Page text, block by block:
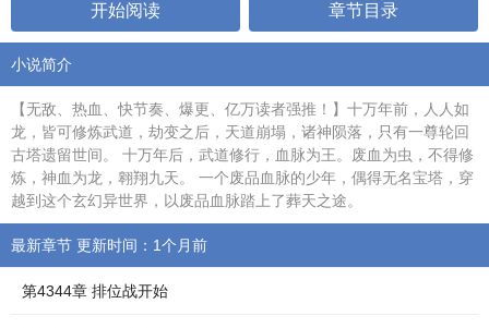
开始阅读 章节目录
小说简介
【无敌、热血、快节奏、爆更、亿万读者强推！】十万年前，人人如
龙，皆可修炼武道，劫变之后，天道崩塌，诸神陨落，只有一尊轮回
古塔遗留世间。 十万年后，武道修行，血脉为王。废血为虫，不得修
炼，神血为龙，翱翔九天。 一个废品血脉的少年，偶得无名宝塔，穿
越到这个玄幻异世界，以废品血脉踏上了葬天之途。
最新章节 更新时间：1个月前
第4344章 排位战开始